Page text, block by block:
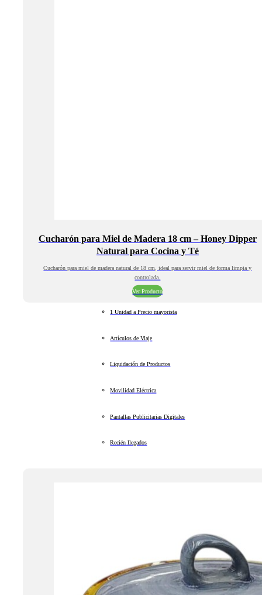
Cucharón para Miel de Madera 18 cm – Honey Dipper
Natural para Cocina y Té
Cucharón para miel de madera natural de 18 cm, ideal para servir miel de forma limpia y
controlada.
Ver Producto
1 Unidad a Precio mayorista
Artículos de Viaje
Liquidación de Productos
Movilidad Eléctrica
Pantallas Publicitarias Digitales
Recién llegados